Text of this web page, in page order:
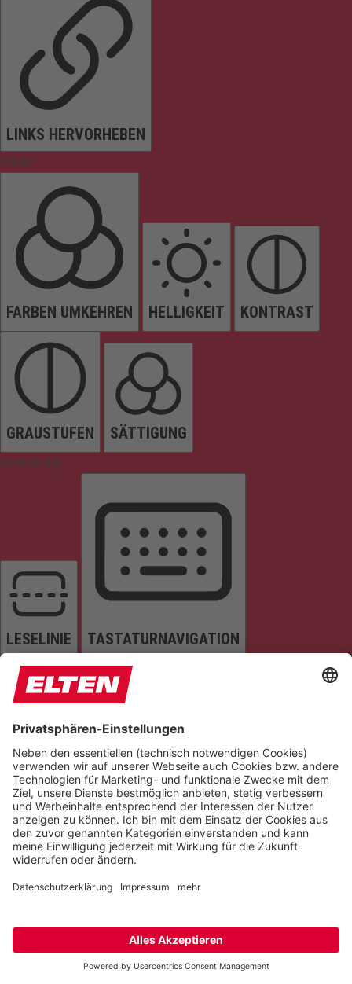
LINKS HERVORHEBEN
Farben
FARBEN UMKEHREN HELLIGKEIT KONTRAST
GRAUSTUFEN SÄTTIGUNG
Orientierung
LESELINIE TASTATURNAVIGATION
TITEL HERVORHEBEN LESEMASKE